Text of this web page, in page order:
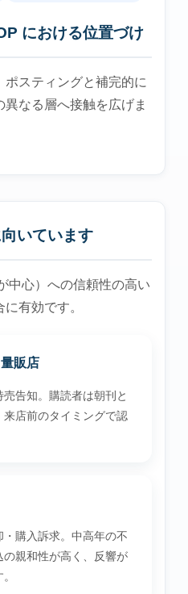
における位置づけ
ポスティングと補完的に
なる層へ接触を広げま
いています
中心）への信頼性の高い
有効です。
販店
告知。購読者は朝刊と
店前のタイミングで認
購入訴求。中高年の不
親和性が高く、反響が